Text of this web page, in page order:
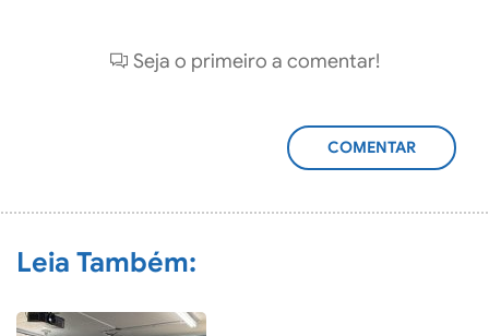
Seja o primeiro a comentar!
ADICIONAR
Leia Também: